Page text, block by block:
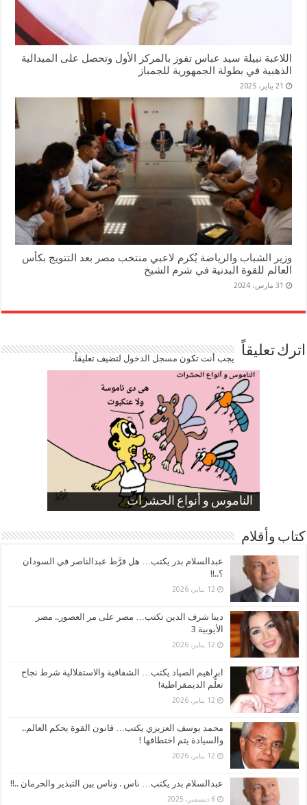
اللاعبة نبيلة سيد عباس تفوز بالمركز الأول وتحصل على الميدالية
الذهبية في بطولة الجمهورية للجمباز
21 يناير، 2025
وزير الشباب والرياضة يُكرم لاعبي منتخب مصر بعد التتويج بكأس
العالم للقوة البدنية في شرم الشيخ
31 مارس، 2024
اترك تعليقاً يجب أنت تكون مسجل الدخوللتضيف تعليقاً.
الناموس و أنواع الحشرات
الموظفين بعد ارتفاع الأسعار
ارتفاع نسبة الطلاق في مصر
صورة كاركاتيرية
صورة كاركاتيرية
كتاب وأقلام
عبدالسلام بدر يكتب… هل فرَّط عبدالناصر في السودان
؟..!!
12 يناير، 2026
دينا شرف الدين تكتب… مصر على مر العصور.. مصر
الأيوبية 3
12 يناير، 2026
ابراهيم الصياد يكتب… الشفافية والاستقلالية شرط نجاح
تعلُّم الديمقراطية!
12 يناير، 2026
محمد يوسف العزيزي يكتب… قانون القوة يحكم العالم..
والسيادة يتم اختطافها !
12 يناير، 2026
عبدالسلام بدر يكتب… ناس . وناس بين التبذير والحرمان ..!!
6 ديسمبر، 2025